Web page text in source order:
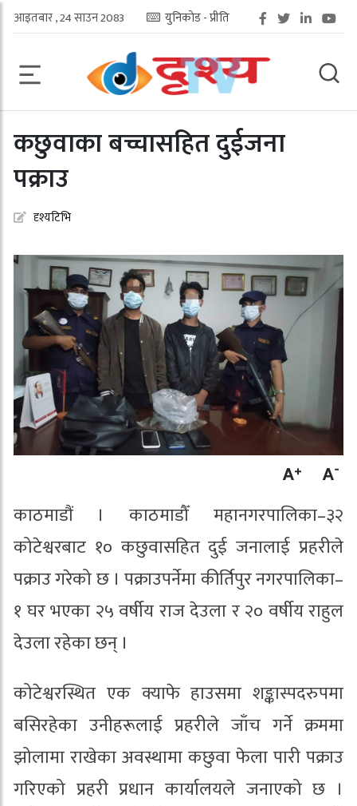
आइतबार , 24 साउन 2083 युनिकोड - प्रीति
कछुवाका बच्चासहित दुईजना
पक्राउ
दृश्यटिभि
काठमाडौं । काठमाडौँ महानगरपालिका–३२
कोटेश्वरबाट १० कछुवासहित दुई जनालाई प्रहरीले
पक्राउ गरेको छ । पक्राउपर्नेमा कीर्तिपुर नगरपालिका–
१ घर भएका २५ वर्षीय राज देउला र २० वर्षीय राहुल
देउला रहेका छन् ।
कोटेश्वरस्थित एक क्याफे हाउसमा शङ्कास्पदरुपमा
बसिरहेका उनीहरूलाई प्रहरीले जाँच गर्ने क्रममा
झोलामा राखेका अवस्थामा कछुवा फेला पारी पक्राउ
गरिएको प्रहरी प्रधान कार्यालयले जनाएको छ ।